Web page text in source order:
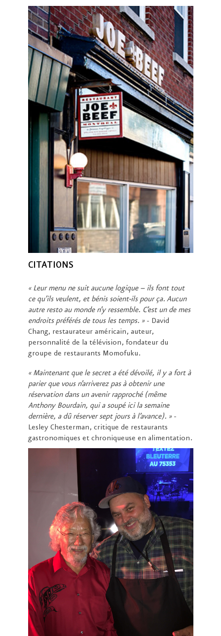
CITATIONS
« Leur menu ne suit aucune logique – ils font tout
ce qu’ils veulent, et bénis soient-ils pour ça. Aucun
autre resto au monde n’y ressemble. C’est un de mes
endroits préférés de tous les temps. »- David
Chang, restaurateur américain, auteur,
personnalité de la télévision, fondateur du
groupe de restaurants Momofuku.
« Maintenant que le secret a été dévoilé, il y a fort à
parier que vous n’arriverez pas à obtenir une
réservation dans un avenir rapproché (même
Anthony Bourdain, qui a soupé ici la semaine
dernière, a dû réserver sept jours à l’avance). » -
Lesley Chesterman, critique de restaurants
gastronomiques et chroniqueuse en alimentation.